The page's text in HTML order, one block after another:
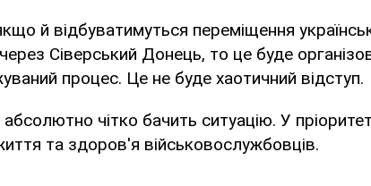
й відбуватимуться переміщення
Сіверський Донець, то це буде
процес. Це не буде хаотичний відступ.
чітко бачить ситуацію. У
та здоров'я військовослужбовців.